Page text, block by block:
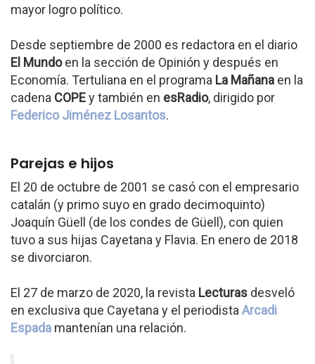
mayor logro político.
Desde septiembre de 2000 es redactora en el diario
El Mundoen la sección de Opinión y después en
Economía. Tertuliana en el programa La Mañana en la
cadena COPEy también en esRadio, dirigido por
Federico Jiménez Losantos.
Parejas e hijos
El 20 de octubre de 2001 se casó con el empresario
catalán (y primo suyo en grado decimoquinto)
Joaquín Güell (de los condes de Güell), con quien
tuvo a sus hijas Cayetana y Flavia. En enero de 2018
se divorciaron.
El 27 de marzo de 2020, la revista Lecturas desveló
en exclusiva que Cayetana y el periodista Arcadi
Espada mantenían una relación.